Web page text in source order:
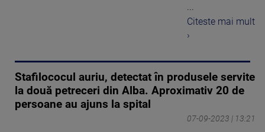
...
Citeste mai mult
›
Stafilococul auriu, detectat în produsele servite
la două petreceri din Alba. Aproximativ 20 de
persoane au ajuns la spital
07-09-2023 | 13:21